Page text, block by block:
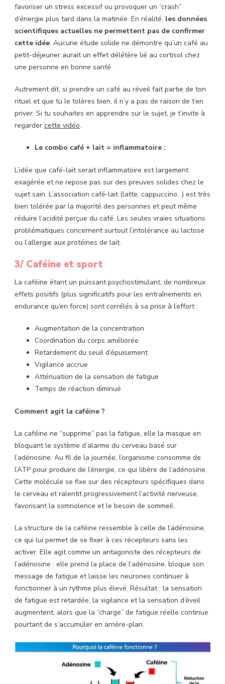
favoriser un stress excessif ou provoquer un “crash”
d’énergie plus tard dans la matinée. En réalité, les données
scientifiques actuelles ne permettent pas de confirmer
cette idée. Aucune étude solide ne démontre qu’un café au
petit-déjeuner aurait un effet délétère lié au cortisol chez
une personne en bonne santé.
Autrement dit, si prendre un café au réveil fait partie de ton
rituel et que tu le tolères bien, il n’y a pas de raison de t’en
priver. Si tu souhaites en apprendre sur le sujet, je t’invite à
regarder cette vidéo.
Le combo café + lait = inflammatoire :
L’idée que café-lait serait inflammatoire est largement
exagérée et ne repose pas sur des preuves solides chez le
sujet sain. L’association café‑lait (latte, cappuccino…) est très
bien tolérée par la majorité des personnes et peut même
réduire l’acidité perçue du café. Les seules vraies situations
problématiques concernent surtout l’intolérance au lactose
ou l’allergie aux protéines de lait.
3/ Caféine et sport
La caféine étant un puissant psychostimulant, de nombreux
effets positifs (plus significatifs pour les entraînements en
endurance qu’en force) sont corrélés à sa prise à l’effort :
Augmentation de la concentration
Coordination du corps améliorée
Retardement du seuil d’épuisement
Vigilance accrue
Atténuation de la sensation de fatigue
Temps de réaction diminué
Comment agit la caféine ?
La caféine ne “supprime” pas la fatigue, elle la masque en
bloquant le système d’alarme du cerveau basé sur
l’adénosine. Au fil de la journée, l’organisme consomme de
l’ATP pour produire de l’énergie, ce qui libère de l’adénosine.
Cette molécule se fixe sur des récepteurs spécifiques dans
le cerveau et ralentit progressivement l’activité nerveuse,
favorisant la somnolence et le besoin de sommeil.
La structure de la caféine ressemble à celle de l’adénosine,
ce qui lui permet de se fixer à ces récepteurs sans les
activer. Elle agit comme un antagoniste des récepteurs de
l’adénosine : elle prend la place de l’adénosine, bloque son
message de fatigue et laisse les neurones continuer à
fonctionner à un rythme plus élevé. Résultat : la sensation
de fatigue est retardée, la vigilance et la sensation d’éveil
augmentent, alors que la “charge” de fatigue réelle continue
pourtant de s’accumuler en arrière-plan.